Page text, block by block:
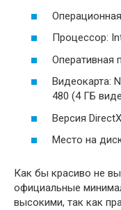
Процессор:
Оперативная
Видеокарта:
480 (4 ГБ
Версия
Место на
Как бы красиво не
официальные
высокими, так как